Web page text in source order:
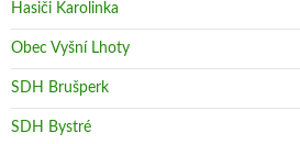
Hasiči Karolinka
Obec Vyšní Lhoty
SDH Brušperk
SDH Bystré